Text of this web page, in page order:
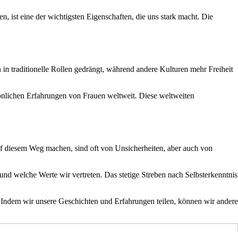
ist eine der wichtigsten Eigenschaften, die uns stark macht. Die
traditionelle Rollen gedrängt, während andere Kulturen mehr Freiheit
Erfahrungen von Frauen weltweit. Diese weltweiten
Weg machen, sind oft von Unsicherheiten, aber auch von
welche Werte wir vertreten. Das stetige Streben nach Selbsterkenntnis
wir unsere Geschichten und Erfahrungen teilen, können wir andere